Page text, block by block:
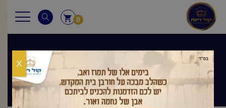
0
שיעורי הרב X